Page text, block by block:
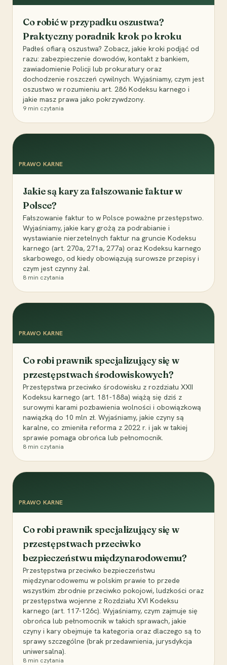
Co robić w przypadku oszustwa?
Praktyczny poradnik krok po kroku
Padłeś ofiarą oszustwa? Zobacz, jakie kroki podjąć od
razu: zabezpieczenie dowodów, kontakt z bankiem,
zawiadomienie Policji lub prokuratury oraz
dochodzenie roszczeń cywilnych. Wyjaśniamy, czym jest
oszustwo w rozumieniu art. 286 Kodeksu karnego i
jakie masz prawa jako pokrzywdzony.
9 min czytania
PRAWO KARNE
Jakie są kary za fałszowanie faktur w
Polsce?
Fałszowanie faktur to w Polsce poważne przestępstwo.
Wyjaśniamy, jakie kary grożą za podrabianie i
wystawianie nierzetelnych faktur na gruncie Kodeksu
karnego (art. 270a, 271a, 277a) oraz Kodeksu karnego
skarbowego, od kiedy obowiązują surowsze przepisy i
czym jest czynny żal.
8 min czytania
PRAWO KARNE
Co robi prawnik specjalizujący się w
przestępstwach środowiskowych?
Przestępstwa przeciwko środowisku z rozdziału XXII
Kodeksu karnego (art. 181-188a) wiążą się dziś z
surowymi karami pozbawienia wolności i obowiązkową
nawiązką do 10 mln zł. Wyjaśniamy, jakie czyny są
karalne, co zmieniła reforma z 2022 r. i jak w takiej
sprawie pomaga obrońca lub pełnomocnik.
8 min czytania
PRAWO KARNE
Co robi prawnik specjalizujący się w
przestępstwach przeciwko
bezpieczeństwu międzynarodowemu?
Przestępstwa przeciwko bezpieczeństwu
międzynarodowemu w polskim prawie to przede
wszystkim zbrodnie przeciwko pokojowi, ludzkości oraz
przestępstwa wojenne z Rozdziału XVI Kodeksu
karnego (art. 117-126c). Wyjaśniamy, czym zajmuje się
obrońca lub pełnomocnik w takich sprawach, jakie
czyny i kary obejmuje ta kategoria oraz dlaczego są to
sprawy szczególne (brak przedawnienia, jurysdykcja
uniwersalna).
8 min czytania